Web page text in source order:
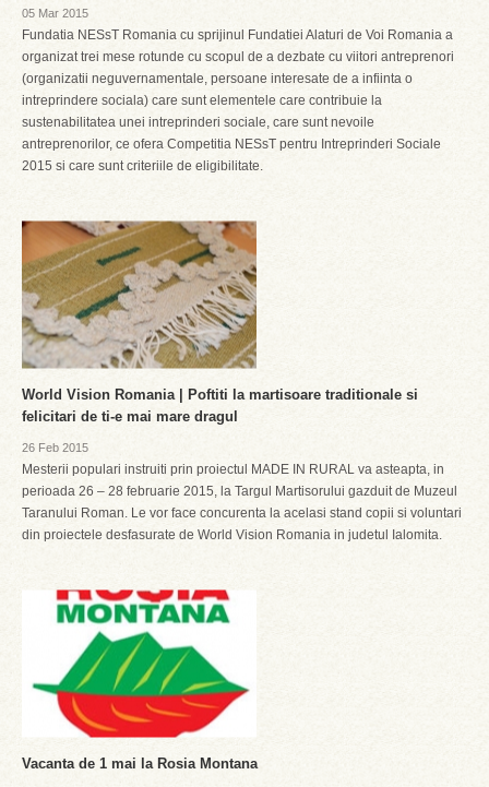
05 Mar 2015
Fundatia NESsT Romania cu sprijinul Fundatiei Alaturi de Voi Romania a
organizat trei mese rotunde cu scopul de a dezbate cu viitori antreprenori
(organizatii neguvernamentale, persoane interesate de a infiinta o
intreprindere sociala) care sunt elementele care contribuie la
sustenabilitatea unei intreprinderi sociale, care sunt nevoile
antreprenorilor, ce ofera Competitia NESsT pentru Intreprinderi Sociale
2015 si care sunt criteriile de eligibilitate.
World Vision Romania | Poftiti la martisoare traditionale si
felicitari de ti-e mai mare dragul
26 Feb 2015
Mesterii populari instruiti prin proiectul MADE IN RURAL va asteapta, in
perioada 26 – 28 februarie 2015, la Targul Martisorului gazduit de Muzeul
Taranului Roman. Le vor face concurenta la acelasi stand copii si voluntari
din proiectele desfasurate de World Vision Romania in judetul Ialomita.
Vacanta de 1 mai la Rosia Montana